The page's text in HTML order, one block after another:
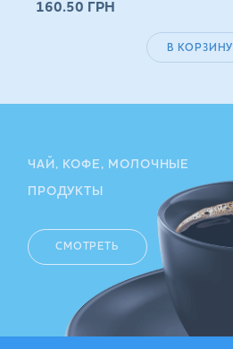
160.50 ГРН
В КОРЗИНУ
ЧАЙ, КОФЕ, МОЛОЧНЫЕ
ПРОДУКТЫ
СМОТРЕТЬ